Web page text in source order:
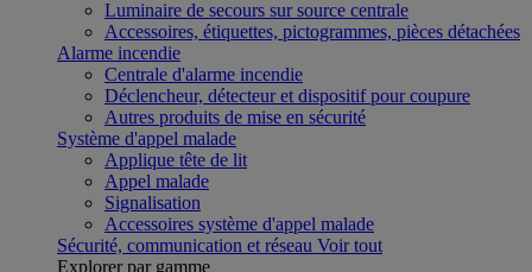
Luminaire de secours sur source centrale
Accessoires, étiquettes, pictogrammes, pièces détachées
Alarme incendie
Centrale d'alarme incendie
Déclencheur, détecteur et dispositif pour coupure
Autres produits de mise en sécurité
Système d'appel malade
Applique tête de lit
Appel malade
Signalisation
Accessoires système d'appel malade
Sécurité, communication et réseau Voir tout
Explorer par gamme